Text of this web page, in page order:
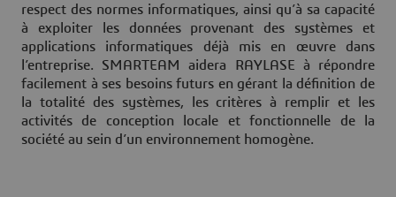
respect des normes informatiques, ainsi qu’à sa capacité
à exploiter les données provenant des systèmes et
applications informatiques déjà mis en œuvre dans
l’entreprise. SMARTEAM aidera RAYLASE à répondre
facilement à ses besoins futurs en gérant la définition de
la totalité des systèmes, les critères à remplir et les
activités de conception locale et fonctionnelle de la
société au sein d’un environnement homogène.